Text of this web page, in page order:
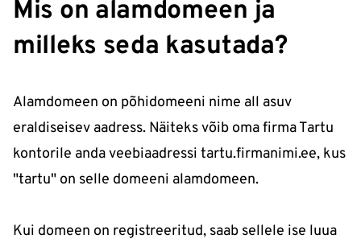
Mis on alamdomeen ja
milleks seda kasutada?
Alamdomeen on põhidomeeni nime all asuv
eraldiseisev aadress. Näiteks võib oma firma Tartu
kontorile anda veebiaadressi tartu.firmanimi.ee, kus
"tartu" on selle domeeni alamdomeen.
Kui domeen on registreeritud, saab sellele ise luua